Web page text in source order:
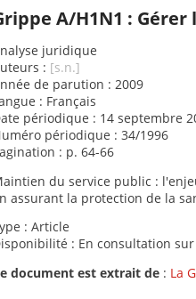
A/H1N1 :
juridique
: [s.n.]
de parution : 2009
: Français
périodique : 14 septembre
périodique : 34/1996
: p. 64-66
du service public :
assurant la protection de la
: Article
: En consultation
document est extrait de : La